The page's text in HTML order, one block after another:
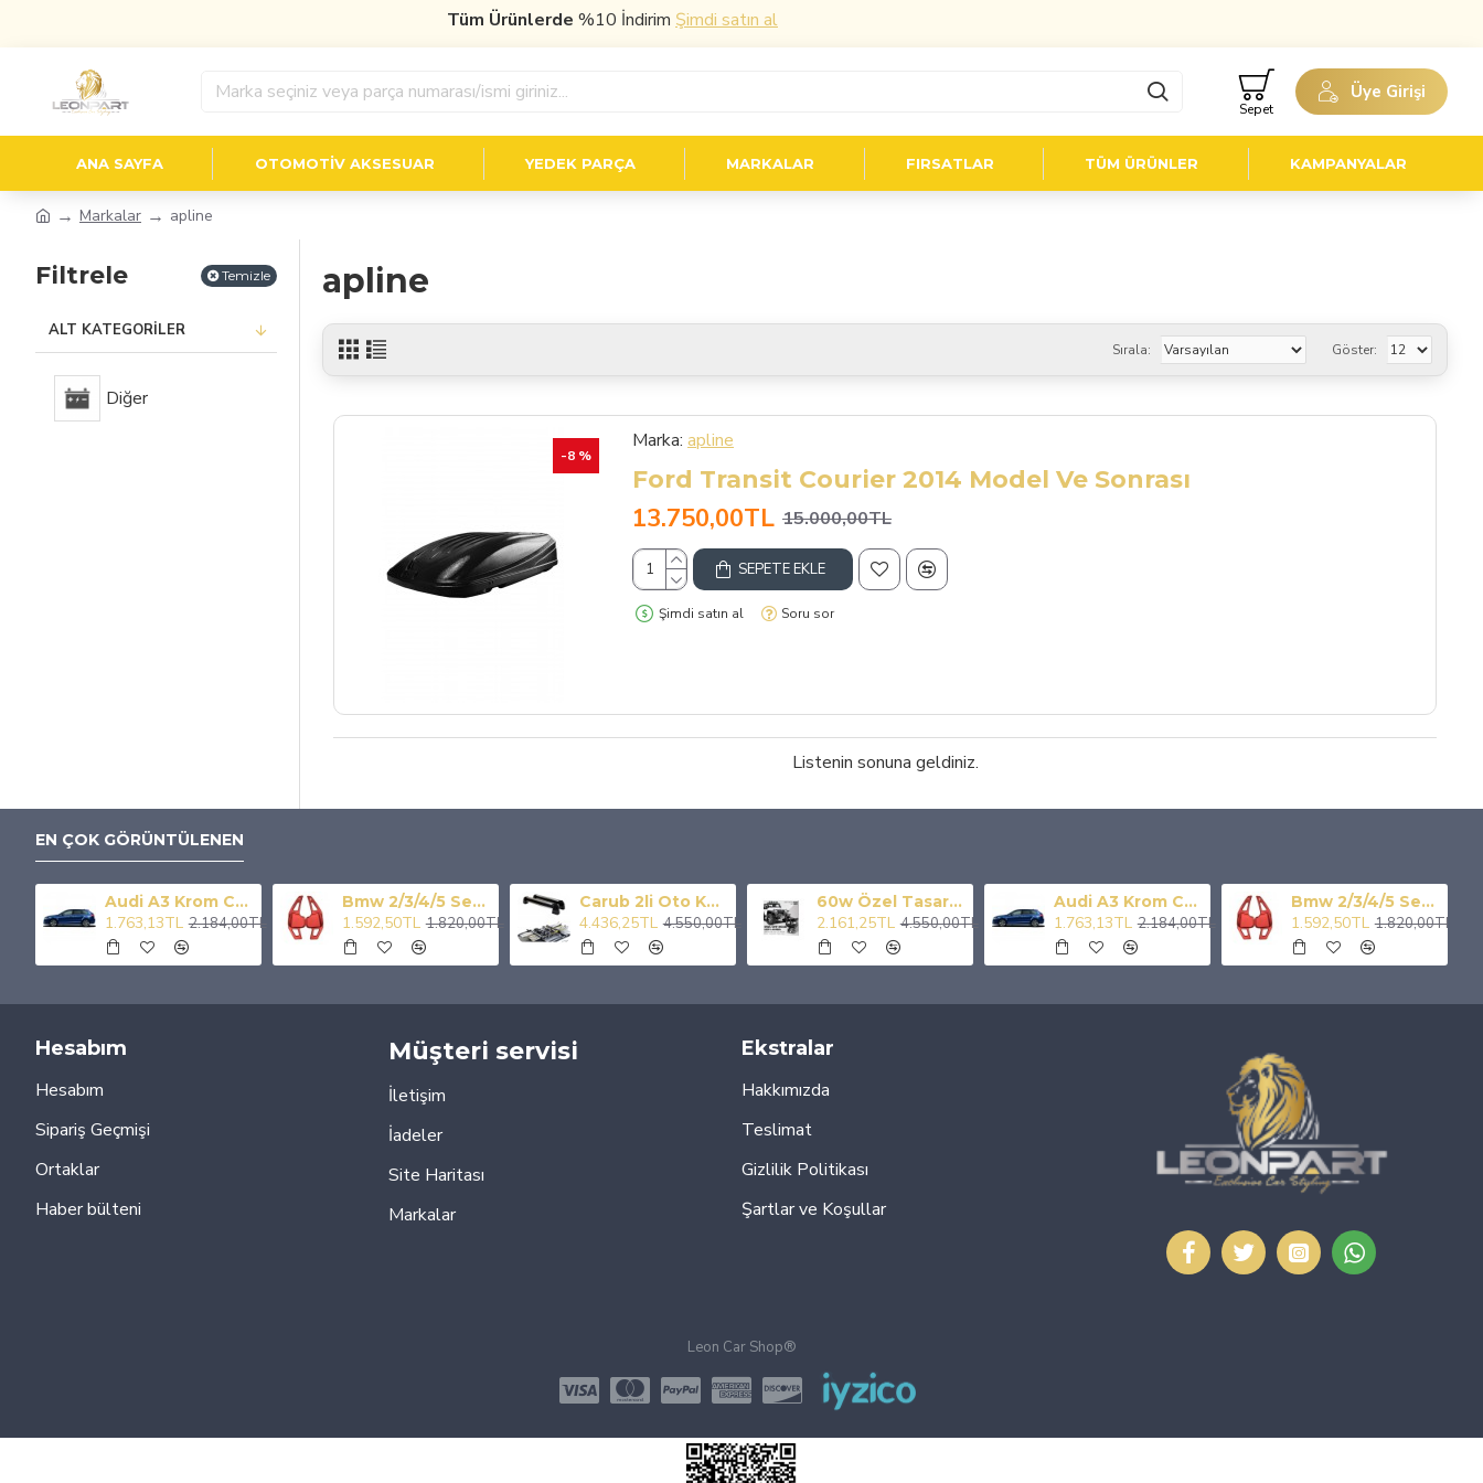
Tüm Ürünlerde%10 İndirimŞimdi satın al
Üye Girişi
Sepet
ANA SAYFA OTOMOTIV AKSESUAR YEDEK PARÇA MARKALAR FIRSATLAR TÜM ÜRÜNLER KAMPANYALAR
Markalar apline
Filtrele Temizle
ALT KATEGORILER
Diğer
apline
Sırala: Göster:
-8 %
Marka: apline
Ford Transit Courier 2014 Model Ve Sonrası
13.750,00TL 15.000,00TL
SEPETE EKLE
Şimdi satın al Soru sor
Listenin sonuna geldiniz.
EN ÇOK GÖRÜNTÜLENEN
Audi A3 Krom Cam Çıtası 6 Prç 2004-2012
1.763,13TL 2.184,00TL
Bmw 2/3/4/5 Serisi Paddle Shıft Kırmızı F1 Vites Kulakcık
1.592,50TL 1.820,00TL
Carub 2li Oto Kayak Snowboard Taşıyıcı Kilitli 56 cm
4.436,25TL 4.550,00TL
60w Özel Tasarım Owl Off Road Amber-beyaz Çift Renk Off Road Led Sis Lambası
2.161,25TL 4.550,00TL
Audi A3 Krom Cam Çıtası 6 Prç 2004-2012
1.763,13TL 2.184,00TL
Bmw 2/3/4/5 Serisi Paddle Shıft Kırmızı F1 Vites Kulakcık
1.592,50TL 1.820,00TL
Hesabım
Hesabım
Sipariş Geçmişi
Ortaklar
Haber bülteni
Müşteri servisi
İletişim
İadeler
Site Haritası
Markalar
Ekstralar
Hakkımızda
Teslimat
Gizlilik Politikası
Şartlar ve Koşullar
Leon Car Shop®